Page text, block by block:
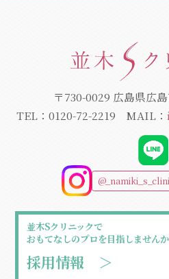
〒730-0029 広島県広
TEL： 0120-72-2219 MAIL：
並木Sクリニックで
おもてなしのプロを目指しません
採用情報 ＞